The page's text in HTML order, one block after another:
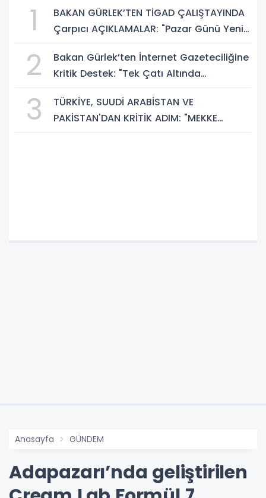
1
BAKAN GÜRLEK’TEN TİGAD ÇALIŞTAYINDA
Çarpıcı AÇIKLAMALAR: "Pazar Günü Yeni
2
Bakan Gürlek’ten İnternet Gazeteciliğine
Kritik Destek: "Tek Çatı Altında
Hazırız"
3
TÜRKİYE, SUUDİ ARABİSTAN VE
PAKİSTAN'DAN KRİTİK ADIM: "MEKKE
Anasayfa GÜNDEM
Adapazarı’nda geliştirilen